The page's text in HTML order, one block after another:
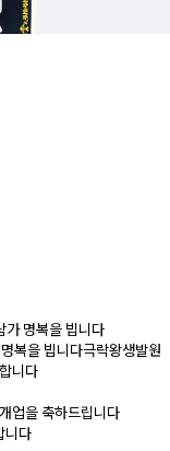
가 명복을 빕니다
복을 빕니다극락왕생발원
니다
개업을 축하드립니다
니다